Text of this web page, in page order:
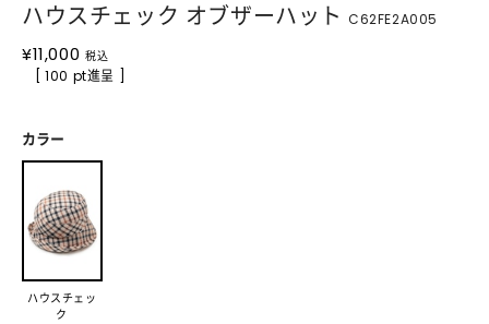
ハウスチェック オブザーハット C62FE2A005
¥11,000 税込
[ 100 pt進呈 ]
カラー
ハウスチェッ
ク